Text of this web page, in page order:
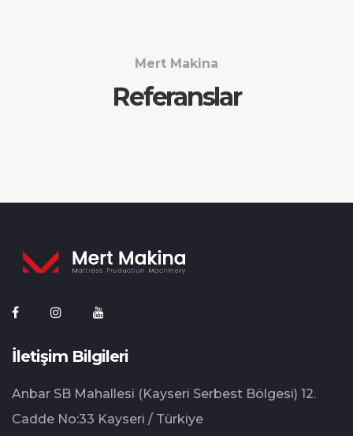
Mert Makina
Referanslar
İletişim Bilgileri
Anbar SB Mahallesi (Kayseri Serbest Bölgesi) 12.⁠
⁠Cadde No:33 Kayseri / Türkiye